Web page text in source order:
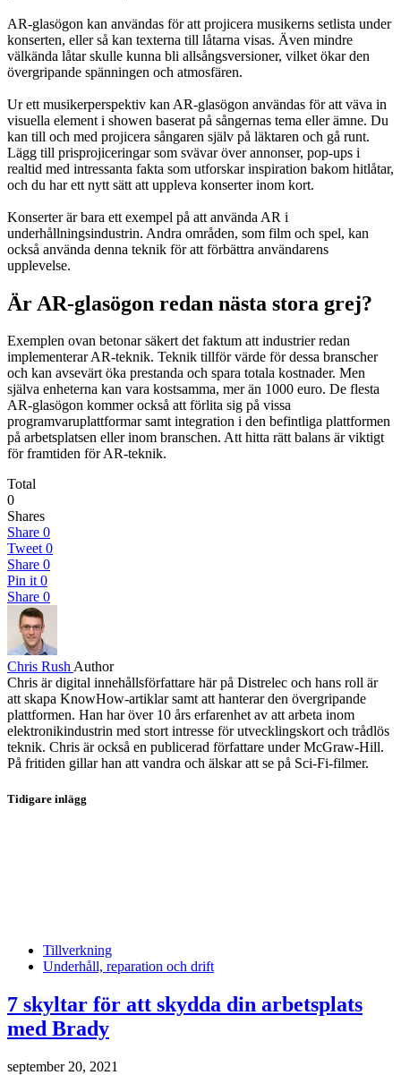
AR-glasögon kan användas för att projicera musikerns setlista under
konserten, eller så kan texterna till låtarna visas. Även mindre
välkända låtar skulle kunna bli allsångsversioner, vilket ökar den
övergripande spänningen och atmosfären.
Ur ett musikerperspektiv kan AR-glasögon användas för att väva in
visuella element i showen baserat på sångernas tema eller ämne. Du
kan till och med projicera sångaren själv på läktaren och gå runt.
Lägg till prisprojiceringar som svävar över annonser, pop-ups i
realtid med intressanta fakta som utforskar inspiration bakom hitlåtar,
och du har ett nytt sätt att uppleva konserter inom kort.
Konserter är bara ett exempel på att använda AR i
underhållningsindustrin. Andra områden, som film och spel, kan
också använda denna teknik för att förbättra användarens
upplevelse.
Är AR-glasögon redan nästa stora grej?
Exemplen ovan betonar säkert det faktum att industrier redan
implementerar AR-teknik. Teknik tillför värde för dessa branscher
och kan avsevärt öka prestanda och spara totala kostnader. Men
själva enheterna kan vara kostsamma, mer än 1000 euro. De flesta
AR-glasögon kommer också att förlita sig på vissa
programvaruplattformar samt integration i den befintliga plattformen
på arbetsplatsen eller inom branschen. Att hitta rätt balans är viktigt
för framtiden för AR-teknik.
Total
0
Shares
Share 0
Tweet 0
Share 0
Pin it 0
Share 0
Chris RushAuthor
Chris är digital innehållsförfattare här på Distrelec och hans roll är
att skapa KnowHow-artiklar samt att hanterar den övergripande
plattformen. Han har över 10 års erfarenhet av att arbeta inom
elektronikindustrin med stort intresse för utvecklingskort och trådlös
teknik. Chris är också en publicerad författare under McGraw-Hill.
På fritiden gillar han att vandra och älskar att se på Sci-Fi-filmer.
Tidigare inlägg
Tillverkning
Underhåll, reparation och drift
7 skyltar för att skydda din arbetsplats
med Brady
september 20, 2021